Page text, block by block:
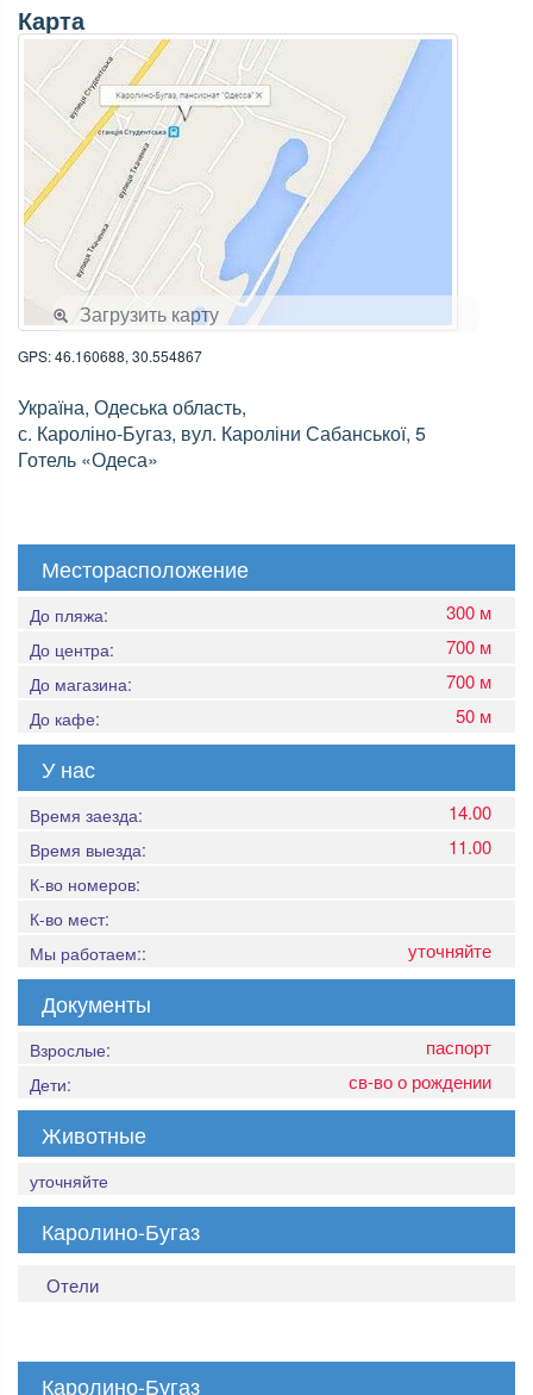
Карта
Загрузить карту
GPS: 46.160688, 30.554867
Україна, Одеська область,
с. Кароліно-Бугаз, вул. Кароліни Сабанської, 5
Готель «Одеса»
Месторасположение
До пляжа: 300 м
До центра: 700 м
До магазина: 700 м
До кафе: 50 м
У нас
Время заезда: 14.00
Время выезда: 11.00
К-во номеров:
К-во мест:
Мы работаем::
уточняйте
Документы
Взрослые: паспорт
Дети: св-во о рождении
Животные
уточняйте
Каролино-Бугаз
Отели
Каролино-Бугаз